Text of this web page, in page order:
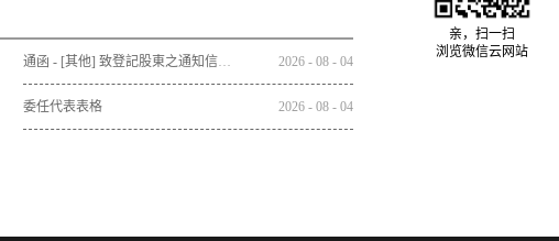
通函 - [其他] 致登記股東之通知信函及回條 - 通函連同股東週年大會通告及代表委任表格之發佈通知 2026 - 08 - 04
委任代表表格 2026 - 08 - 04
亲，扫一扫
浏览微信云网站